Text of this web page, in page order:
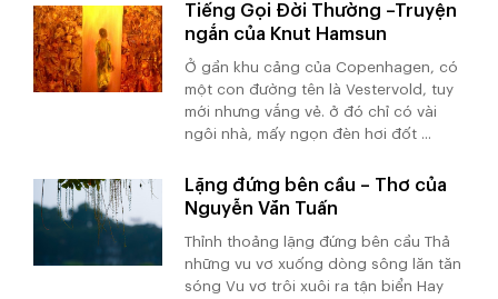
Tiếng Gọi Đời Thường –Truyện
ngắn của Knut Hamsun
Ở gần khu cảng của Copenhagen, có
một con đường tên là Vestervold, tuy
mới nhưng vắng vẻ. ở đó chỉ có vài
ngôi nhà, mấy ngọn đèn hơi đốt ...
Lặng đứng bên cầu – Thơ của
Nguyễn Văn Tuấn
Thỉnh thoảng lặng đứng bên cầu Thả
những vu vơ xuống dòng sông lăn tăn
sóng Vu vơ trôi xuôi ra tận biển Hay